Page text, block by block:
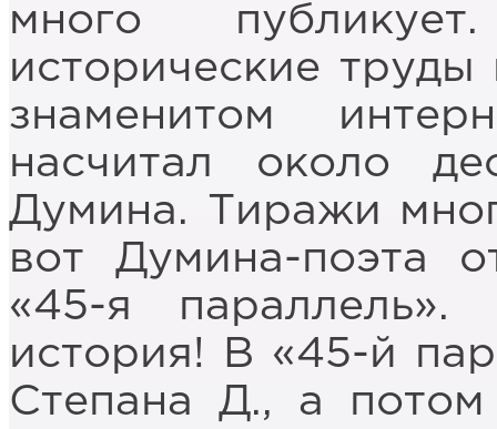
много
исторические
знаменитом
насчитал около
Думина. Тиражи
вот Думина-поэта
«45-я параллель».
история! В «45-й
Степана Д., а потом